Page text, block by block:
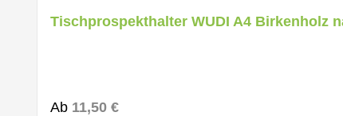
Tischprospekthalter WUDI A4 Birkenholz
Regulärer Preis:
Ab 11,50 €